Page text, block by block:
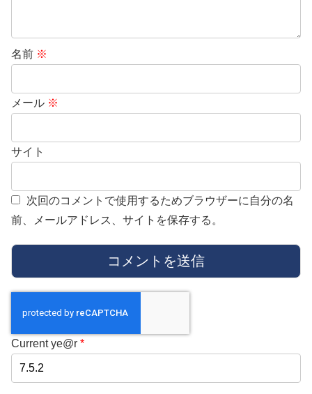
名前 ※
メール ※
サイト
次回のコメントで使用するためブラウザーに自分の名
前、メールアドレス、サイトを保存する。
Current ye@r *